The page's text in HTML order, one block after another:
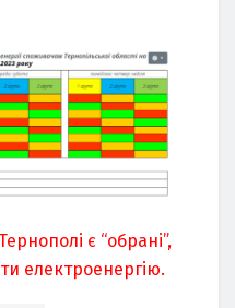
є “обрані”,
електроенергію.